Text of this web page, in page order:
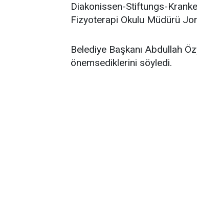
Diakonissen-Stiftungs-
Fizyoterapi Okulu Müdürü
Belediye Başkanı Abdullah
önemsediklerini söyledi.